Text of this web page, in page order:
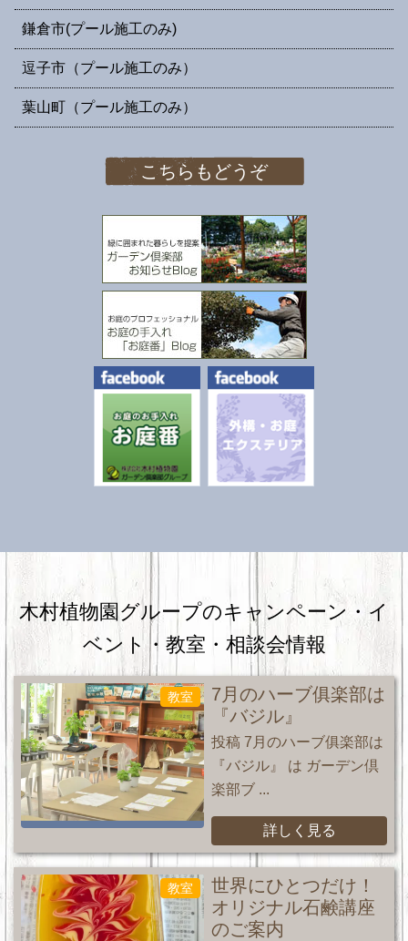
鎌倉市(プール施工のみ)
逗子市（プール施工のみ）
葉山町（プール施工のみ）
こちらもどうぞ
木村植物園グループのキャンペーン・イ
ベント・教室・相談会情報
教室
7月のハーブ俱楽部は
『バジル』
投稿 7月のハーブ俱楽部は
『バジル』 は ガーデン倶
楽部ブ ...
詳しく見る
教室
世界にひとつだけ！
オリジナル石鹸講座
のご案内